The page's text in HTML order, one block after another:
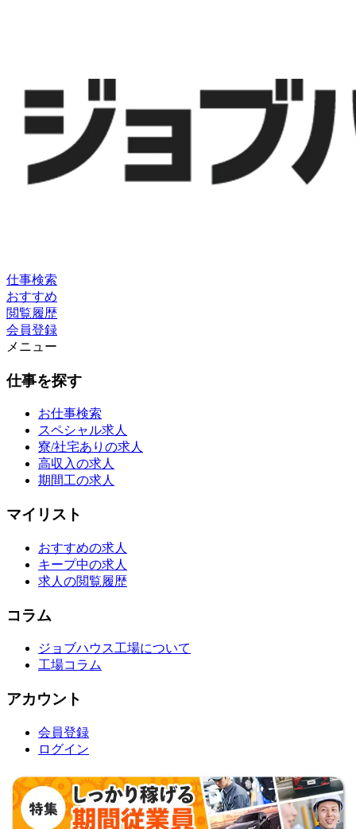
仕事検索
おすすめ
閲覧履歴
会員登録
メニュー
仕事を探す
お仕事検索
スペシャル求人
寮/社宅ありの求人
高収入の求人
期間工の求人
マイリスト
おすすめの求人
キープ中の求人
求人の閲覧履歴
コラム
ジョブハウス工場について
工場コラム
アカウント
会員登録
ログイン